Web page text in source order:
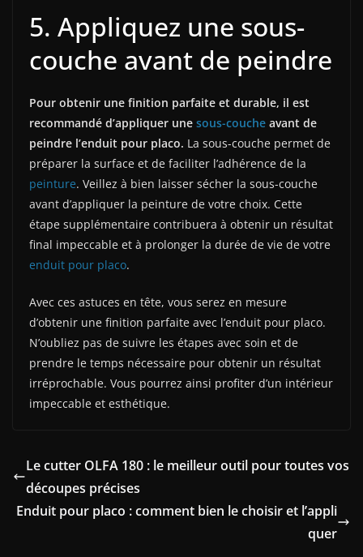
5. Appliquez une sous-
couche avant de peindre
Pour obtenir une finition parfaite et durable, il est
recommandé d’appliquer une sous-couche avant de
peindre l’enduit pour placo. La sous-couche permet de
préparer la surface et de faciliter l’adhérence de la
peinture. Veillez à bien laisser sécher la sous-couche
avant d’appliquer la peinture de votre choix. Cette
étape supplémentaire contribuera à obtenir un résultat
final impeccable et à prolonger la durée de vie de votre
enduit pour placo.
Avec ces astuces en tête, vous serez en mesure
d’obtenir une finition parfaite avec l’enduit pour placo.
N’oubliez pas de suivre les étapes avec soin et de
prendre le temps nécessaire pour obtenir un résultat
irréprochable. Vous pourrez ainsi profiter d’un intérieur
impeccable et esthétique.
Le cutter OLFA 180 : le meilleur outil pour toutes vos
découpes précises
Enduit pour placo : comment bien le choisir et l’appli
quer